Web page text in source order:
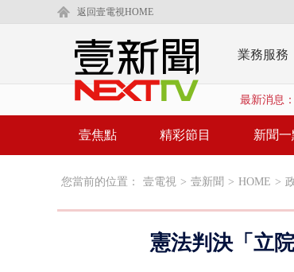
返回壹電視HOME
業務服務
最新消息：
壹焦點 精彩節目 新聞一
您當前的位置： 壹電視 > 壹新聞 > HOME >
憲法判決「立